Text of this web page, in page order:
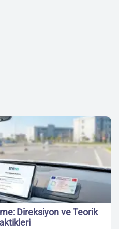
Direksiyon ve Teorik